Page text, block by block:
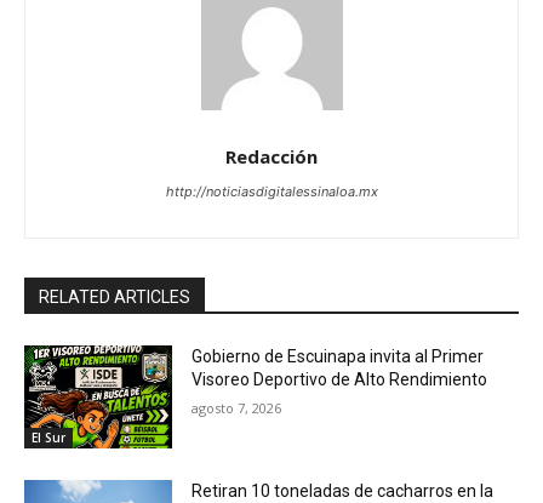
Redacción
http://noticiasdigitalessinaloa.mx
RELATED ARTICLES
El Sur
Gobierno de Escuinapa invita al Primer
Visoreo Deportivo de Alto Rendimiento
agosto 7, 2026
Retiran 10 toneladas de cacharros en la